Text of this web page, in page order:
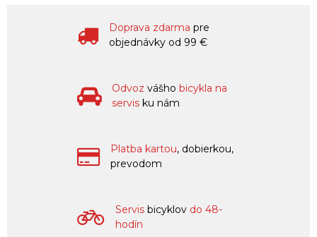
Doprava zdarma pre
objednávky od 99 €
Odvoz vášho bicykla na
servis ku nám
Platba kartou, dobierkou,
prevodom
Servis bicyklov do 48-
hodín